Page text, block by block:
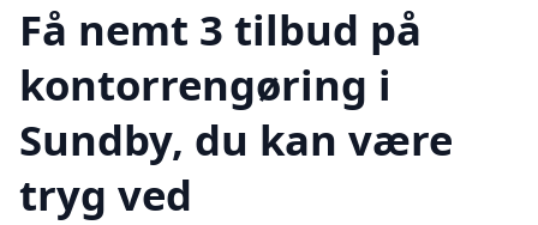
Få nemt 3 tilbud på
kontorrengøring i
Sundby, du kan være
tryg ved